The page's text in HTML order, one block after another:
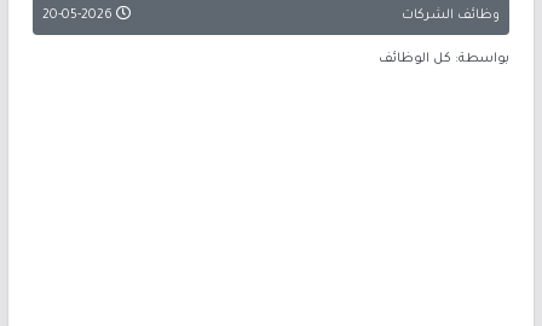
وظائف الشركات 20-05-2026
بواسطة: كل الوظائف